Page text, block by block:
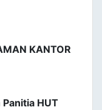
KANTOR
HUT